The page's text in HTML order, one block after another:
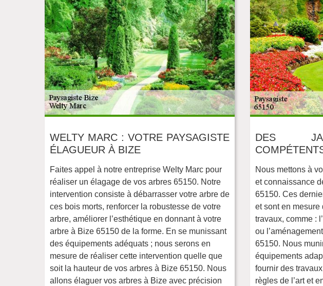
WELTY MARC : VOTRE PAYSAGISTE
ÉLAGUEUR À BIZE
Faites appel à notre entreprise Welty Marc pour
réaliser un élagage de vos arbres 65150. Notre
intervention consiste à débarrasser votre arbre de
ces bois morts, renforcer la robustesse de votre
arbre, améliorer l’esthétique en donnant à votre
arbre à Bize 65150 de la forme. En se munissant
des équipements adéquats ; nous serons en
mesure de réaliser cette intervention quelle que
soit la hauteur de vos arbres à Bize 65150. Nous
allons élaguer vos arbres à Bize avec précision
DES
Nous mettons à
et connaissance
65150. Ces
et sont en mesure
travaux, comme :
ou
65150. Nous
équipements
fournir des
règles de l’art et